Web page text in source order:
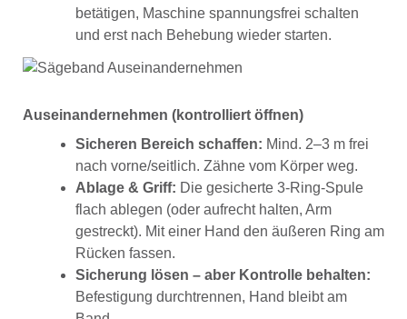
betätigen, Maschine spannungsfrei schalten
und erst nach Behebung wieder starten.
Auseinandernehmen (kontrolliert öffnen)
Sicheren Bereich schaffen: Mind. 2–3 m frei
nach vorne/seitlich. Zähne vom Körper weg.
Ablage & Griff: Die gesicherte 3-Ring-Spule
flach ablegen (oder aufrecht halten, Arm
gestreckt). Mit einer Hand den äußeren Ring am
Rücken fassen.
Sicherung lösen – aber Kontrolle behalten:
Befestigung durchtrennen, Hand bleibt am